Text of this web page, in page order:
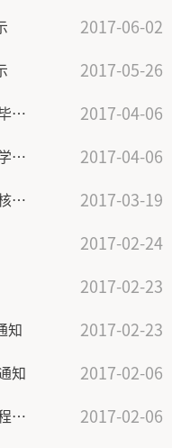
2017-06-02
2017-05-26
关于2017年度传播学院上海市优秀毕业生评选结果的公示 2017-04-06
关于2017年度传播学院华东师范大学优秀毕业生评选结果的公示 2017-04-06
重要通知：传播学院2017年申请考核制博士研究生拟录取名单公示 2017-03-19
2017-02-24
2017-02-23
知 2017-02-23
知 2017-02-06
2017年第一学期《大学计算机》课程补缓考通知（本科） 2017-02-06